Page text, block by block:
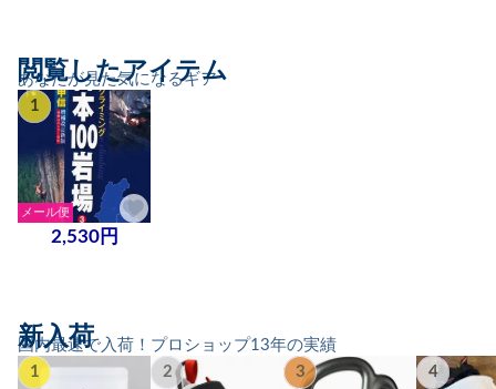
あなたが見た気になるギア
閲覧したアイテム
1
メール便
2,530円
国内最速で入荷！プロショップ13年の実績
新入荷
1 2 3 4